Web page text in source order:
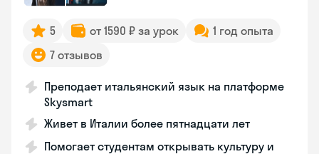
5 от 1590 ₽ за урок
1 год опыта
7 отзывов
Преподает итальянский язык на платформе
Skysmart
Живет в Италии более пятнадцати лет
Помогает студентам открывать культуру и